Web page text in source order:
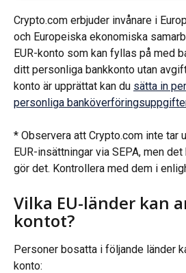
Crypto.com erbjuder invånare i
och Europeiska ekonomiska
EUR-konto som kan fyllas på med
ditt personliga bankkonto utan
konto är upprättat kan du sätta in
personliga
* Observera att Crypto.com inte tar
EUR-insättningar via SEPA, men
gör det. Kontrollera med dem i
Vilka EU-länder kan
kontot?
Personer bosatta i följande länder
konto: